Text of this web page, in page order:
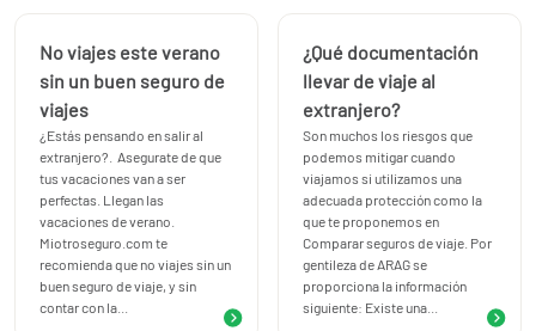
Transmisión de mensajes urgentes
Envío de medicamentos en el extranjeroLa totalidad de su
coste
Adelanto de fondos monetarios en el extranjero
Gastos de cancelación del viaje para cubrir los gastos ante
imprevistos que nos impidan realizar el viaje programado.
Elige entre coberturas para ajustar el seguro de viaje a tus
necesidades.
Además, mediante el pago de prima adicional se puede
ampliar el ámbito de las actividades protegidas del seguro
No viajes este verano
sin un buen seguro de
viajes
¿Estás pensando en salir al
extranjero?. Asegurate de que
tus vacaciones van a ser
perfectas. Llegan las
vacaciones de verano.
Miotroseguro.com te
recomienda que no viajes sin un
buen seguro de viaje, y sin
contar con la...
¿Qué documentación
llevar de viaje al
extranjero?
Son muchos los riesgos que
podemos mitigar cuando
viajamos si utilizamos una
adecuada protección como la
que te proponemos en
Comparar seguros de viaje. Por
gentileza de ARAG se
proporciona la información
siguiente: Existe una...